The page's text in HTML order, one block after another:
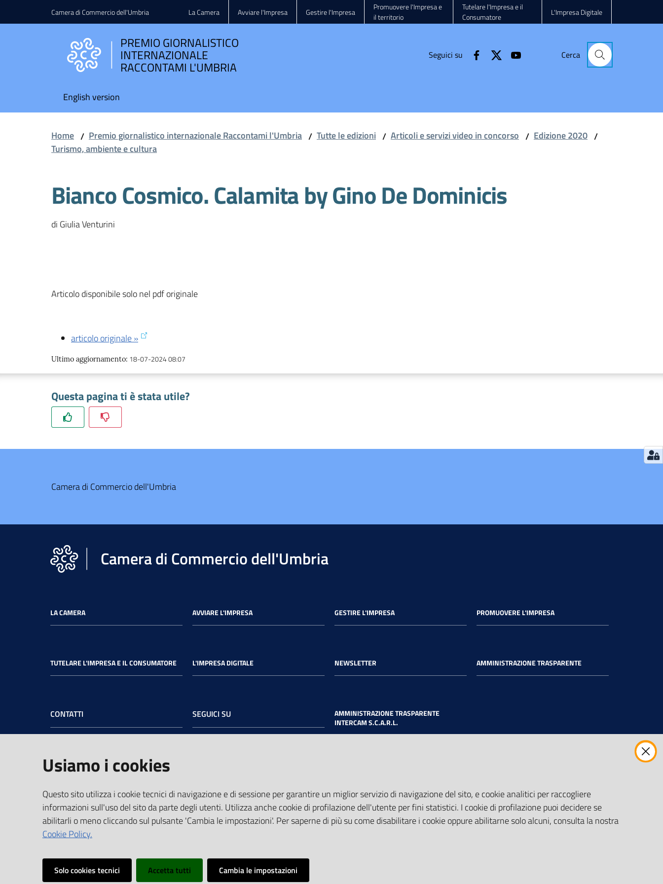
Vai al contenuto
Vai alla navigazioneCamera di Commercio dell'Umbria La Camera Avviare l'Impresa Gestire l'Impresa
Promuovere l'Impresa e
il territorio
Tutelare l'Impresa e il
Consumatore
L'Impresa Digitale
PREMIO GIORNALISTICO
INTERNAZIONALE
RACCONTAMI L'UMBRIA
Seguici su Cerca
English version
Home / Premio giornalistico internazionale Raccontami l'Umbria / Tutte le edizioni / Articoli e servizi video in concorso / Edizione 2020 /
Turismo, ambiente e cultura
Bianco Cosmico. Calamita by Gino De Dominicis
di Giulia Venturini
Articolo disponibile solo nel pdf originale
articolo originale »
Ultimo aggiornamento: 18-07-2024 08:07
Questa pagina ti è stata utile?
Camera di Commercio dell'Umbria
Camera di Commercio dell'Umbria
LA CAMERA AVVIARE L'IMPRESA GESTIRE L'IMPRESA PROMUOVERE L'IMPRESA
TUTELARE L'IMPRESA E IL CONSUMATORE L'IMPRESA DIGITALE NEWSLETTER AMMINISTRAZIONE TRASPARENTE
CONTATTI
06121 Perugia - tel.+39 075 57481
05100 Terni - tel.
+39 0744 4891
PEC:cciaa@pec.umbria.camcom.it
Codice Fiscale e Partita IVA:
03764550541
SEGUICI SU
AMMINISTRAZIONE TRASPARENTE
INTERCAM S.C.A.R.L.
Vai alla pagina
Media
Note
Privacy
Mappa del
Credits
Usiamo i cookies
Questo sito utilizza i cookie tecnici di navigazione e di sessione per garantire un miglior servizio di navigazione del sito, e cookie analitici per raccogliere
informazioni sull'uso del sito da parte degli utenti. Utilizza anche cookie di profilazione dell'utente per fini statistici. I cookie di profilazione puoi decidere se
abilitarli o meno cliccando sul pulsante 'Cambia le impostazioni'. Per saperne di più su come disabilitare i cookie oppure abilitarne solo alcuni, consulta la nostra
Cookie Policy.
Solo cookies tecnici Accetta tutti Cambia le impostazioni